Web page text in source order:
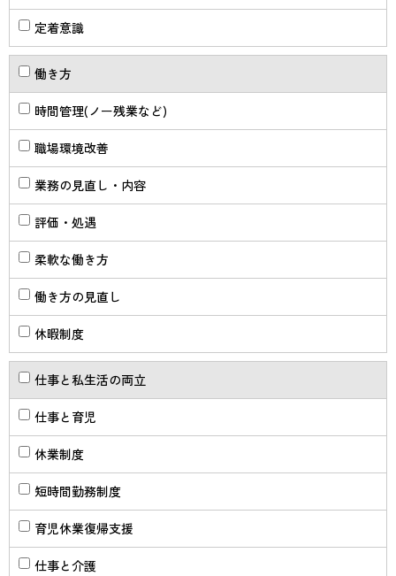
定着意識
働き方
時間管理(ノー残業など)
職場環境改善
業務の見直し・内容
評価・処遇
柔軟な働き方
働き方の見直し
休暇制度
仕事と私生活の両立
仕事と育児
休業制度
短時間勤務制度
育児休業復帰支援
仕事と介護